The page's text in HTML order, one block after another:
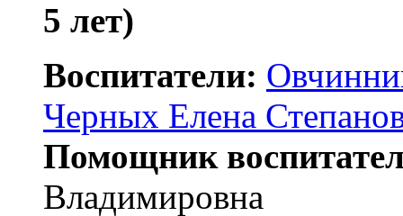
5 лет)
Воспитатели:
Черных Елена
Помощник
Владимировна